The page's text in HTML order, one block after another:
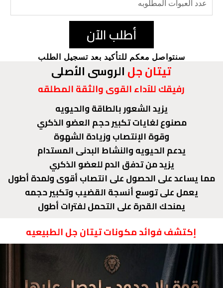
أطلب الآن
سنتواصل معكم للتأكيد بعد تسجيل الطلب
تيتان جلالروسى الأصلى
رفيقك للآداء القوى والثقة المطلقه
يزيد الشعور بالطاقة والحيويه
مصنوع لغايات تكبير حجم العضو الذكري
وقوة الإنتصاب وزيادة الشهوة
يدعم الحيويه والنشاط البدنى المستدام
يزيد من تدفق الدم للعضو الذكري
مما يساعد على الحصول على انتصاب أقوى ولمدة أطول
يعمل على توسع أنسجة القضيب وتكبير حجمه
يمنحك القدرة على التحمل لفترات أطول
إكتشف فوائد مكونات تيتان جل الطبيعيه